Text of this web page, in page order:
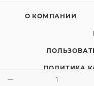
О КОМПАНИИ
ПОЛИТИКА